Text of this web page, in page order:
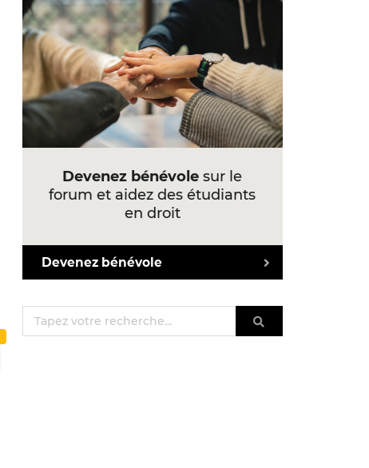
Devenez bénévole sur le
forum et aidez des étudiants
en droit
Devenez bénévole